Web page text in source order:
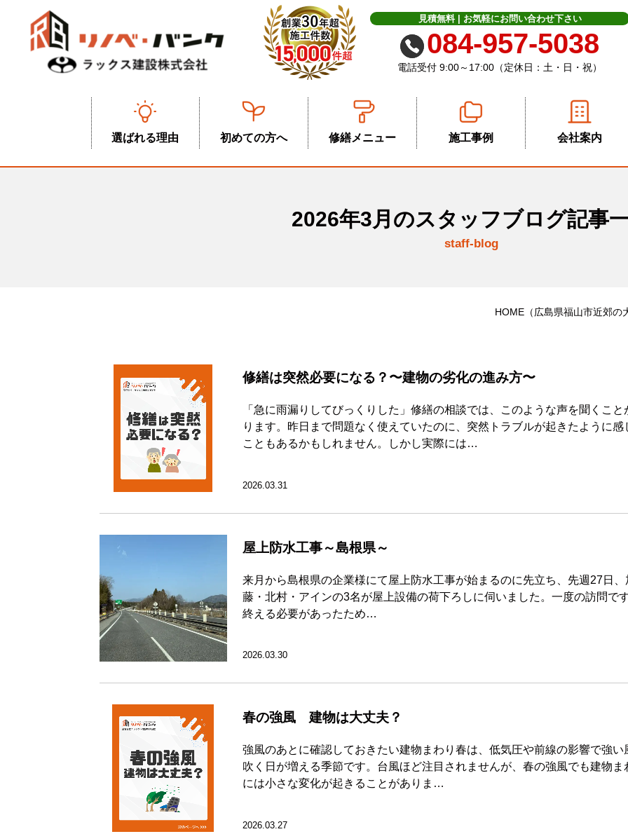
見積無料 | お気軽にお問い合わせ下さい
084-957-5038
電話受付 9:00～17:00（定休日：土・日・祝）
選ばれる理由 初めての方へ 修繕メニュー 施工事例 会社案内
2026年3月のスタッフブログ記事
staff-blog
HOME （広島県福山市近郊の
修繕は突然必要になる？〜建物の劣化の進み方〜
「急に雨漏りしてびっくりした」修繕の相談では、このような声を聞くこと
ります。昨日まで問題なく使えていたのに、突然トラブルが起きたように感
こともあるかもしれません。しかし実際には…
2026.03.31
屋上防水工事～島根県～
来月から島根県の企業様にて屋上防水工事が始まるのに先立ち、先週27日、
藤・北村・アインの3名が屋上設備の荷下ろしに伺いました。一度の訪問で
終える必要があったため…
2026.03.30
春の強風 建物は大丈夫？
強風のあとに確認しておきたい建物まわり春は、低気圧や前線の影響で強い
吹く日が増える季節です。台風ほど注目されませんが、春の強風でも建物ま
には小さな変化が起きることがありま…
2026.03.27